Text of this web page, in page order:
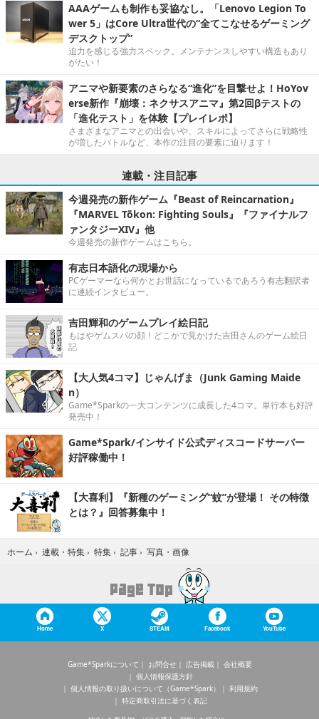
AAAゲームも制作も妥協なし。「Lenovo Legion To
wer 5」はCore Ultra世代の“全てこなせるゲーミング
デスクトップ”
迫力を感じる強力スペック。メンテナンスしやすい構造もあり
がたい！
アニマや新要素のさらなる“進化”を目撃せよ！HoYov
erse新作『崩壊：ネクサスアニマ』第2回βテストの
「進化テスト」を体験【プレイレポ】
さまざまなアニマとの出会いや、スキルによってさらに戦略性
が増したバトルなど、本作の注目の要素に迫ります！
連載・注目記事
今週発売の新作ゲーム『Beast of Reincarnation』
『MARVEL Tōkon: Fighting Souls』『ファイナルフ
ァンタジーXIV』他
今週発売の新作ゲームはこちら。
有志日本語化の現場から
PCゲーマーなら何かとお世話になっているであろう有志翻訳者
に連続インタビュー。
吉田輝和のゲームプレイ絵日記
もはやゲムスパの顔！どこかで見かけた吉田さんのゲーム絵日
記
【大人気4コマ】じゃんげま（Junk Gaming Maide
n）
Game*Sparkの一大コンテンツに成長した4コマ。単行本も好評
発売中！
Game*Spark/インサイド公式ディスコードサーバー
好評稼働中！
【大喜利】『新種のゲーミング“蚊”が登場！ その特徴
とは？』回答募集中！
ホーム › 連載・特集 › 特集 › 記事 › 写真・画像
Home X STEAM Facebook YouTube
Game*Sparkについて お問合せ 広告掲載
会社概要
個人情報保護方針
個人情報の取り扱いについて（Game*Spark）
利用規約
特定商取引法に基づく表記